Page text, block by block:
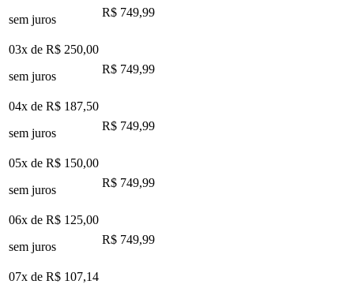
sem juros
R$ 749,99
03x de R$ 250,00
sem juros
R$ 749,99
04x de R$ 187,50
sem juros
R$ 749,99
05x de R$ 150,00
sem juros
R$ 749,99
06x de R$ 125,00
sem juros
R$ 749,99
07x de R$ 107,14